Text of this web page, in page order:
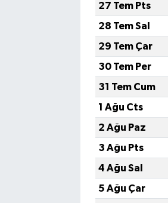
27 Tem Pts
28 Tem Sal
29 Tem Çar
30 Tem Per
31 Tem Cum
1 Ağu Cts
2 Ağu Paz
3 Ağu Pts
4 Ağu Sal
5 Ağu Çar